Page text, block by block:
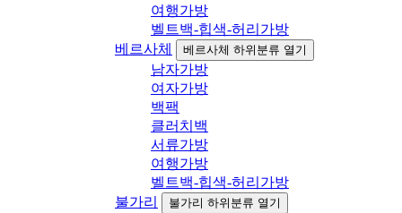
여행가방
벨트백-힙색-허리가방
베르사체
베르사체 하위분류 열기
남자가방
여자가방
백팩
클러치백
서류가방
여행가방
벨트백-힙색-허리가방
불가리
불가리 하위분류 열기